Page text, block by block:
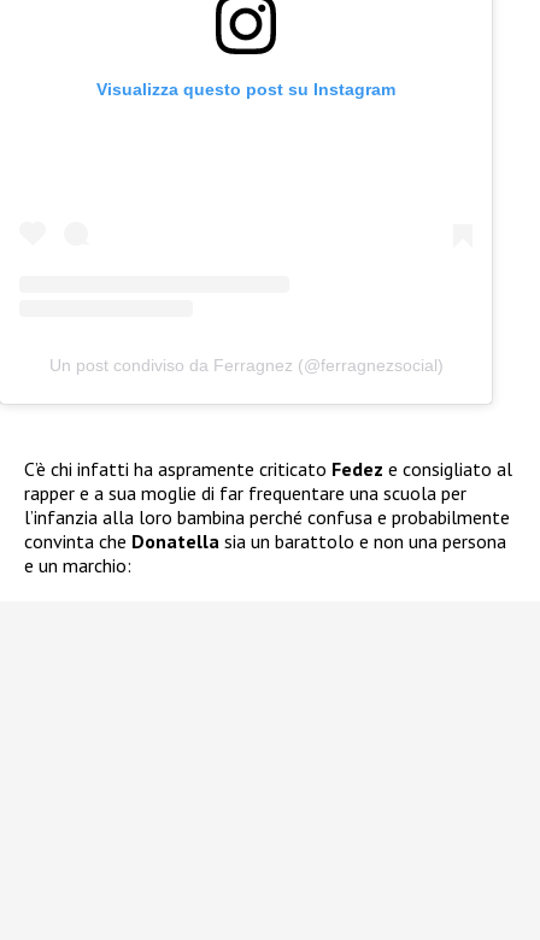
Visualizza questo post su Instagram
Un post condiviso da Ferragnez (@ferragnezsocial)
C’è chi infatti ha aspramente criticato Fedez e consigliato al
rapper e a sua moglie di far frequentare una scuola per
l’infanzia alla loro bambina perché confusa e probabilmente
convinta che Donatella sia un barattolo e non una persona
e un marchio: